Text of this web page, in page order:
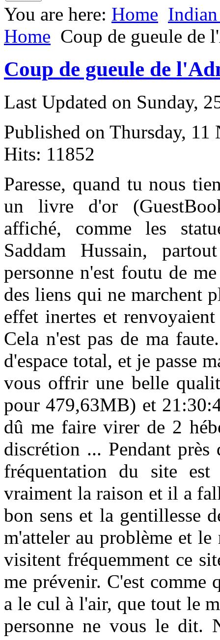
You are here: Home
Home Coup de gueule de
Coup de gueule de
Last Updated on Sunday,
Published on Thursday,
Hits: 11852
Paresse, quand tu nous
un livre d'or
affiché, comme les
Saddam Hussain,
personne n'est foutu de
des liens qui ne marchent
effet inertes et
Cela n'est pas de ma
d'espace total, et je passe
vous offrir une belle
pour 479,63MB) et
dû me faire virer de 2
discrétion ... Pendant près
fréquentation du site est
vraiment la raison et il a
bon sens et la gentillesse
m'atteler au problème et
visitent fréquemment ce
me prévenir. C'est comme
a le cul à l'air, que tout le
personne ne vous le dit.